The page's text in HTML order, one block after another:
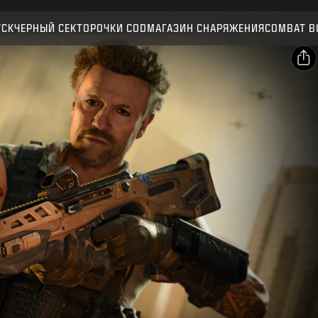
ЧЕРНЫЙ СЕКТОРОЧКИ CОD МАГАЗИН СНАРЯЖЕНИЯ COMBAT
ПОДТВЕРДИТЬ
ПОДТВЕРДИТЬ ПОКУПКУ
ОТМЕНА
Activision может в любое время обновлять, заменять
и удалять игровые материалы.
ОПУБЛИКОВАТЬ